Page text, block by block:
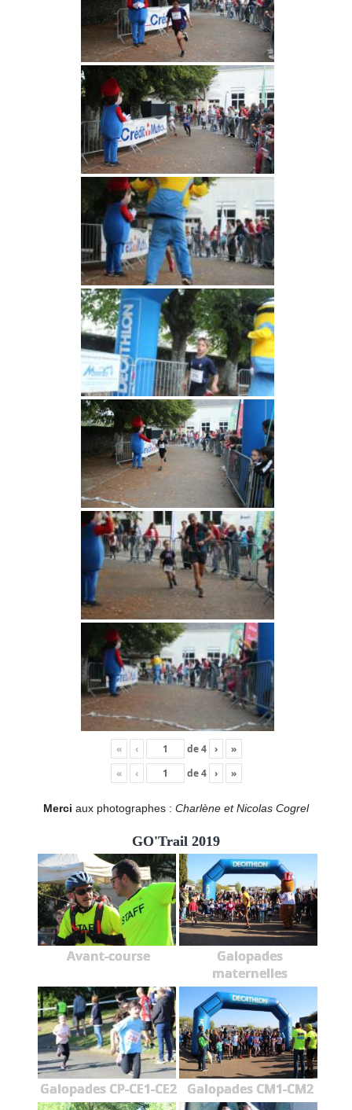
« ‹ de4 ›
»
«
‹ de4 › »
Merci aux photographes : Charlène et Nicolas Cogrel
GO'Trail 2019
Avant-course
Galopades
maternelles
Galopades CP-CE1-CE2 Galopades CM1-CM2